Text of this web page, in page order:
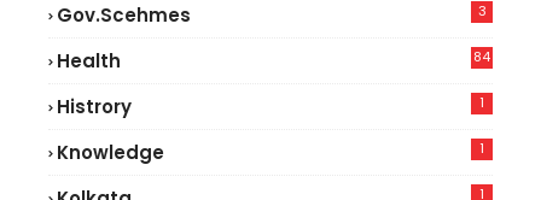
Gov.scehmes 3
Health
84
Histrory 1
Knowledge 1
1